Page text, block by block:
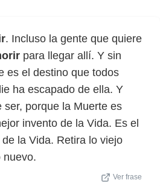
. Incluso la gente que quiere
para llegar allí. Y sin
es el destino que todos
ha escapado de ella. Y
ser, porque la Muerte es
invento de la Vida. Es el
la Vida. Retira lo viejo
nuevo.
Ver frase